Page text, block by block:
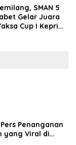
SMAN 5
Gelar Juara
Cup I Kepri
Penanganan
yang Viral di